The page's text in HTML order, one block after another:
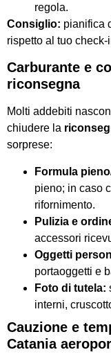
regola.
Consiglio: pianifica
rispetto al tuo
Carburante e
riconsegna
Molti addebiti
chiudere la
sorprese:
Formula
pieno; in caso
rifornimento.
Pulizia e
accessori
Oggetti
portaoggetti e
Foto di tutela:
interni,
Cauzione e
Catania